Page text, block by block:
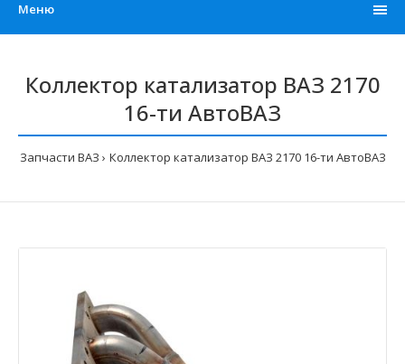
Меню
Коллектор катализатор ВАЗ 2170
16-ти АвтоВАЗ
Запчасти ВАЗ Коллектор катализатор ВАЗ 2170 16-ти АвтоВАЗ